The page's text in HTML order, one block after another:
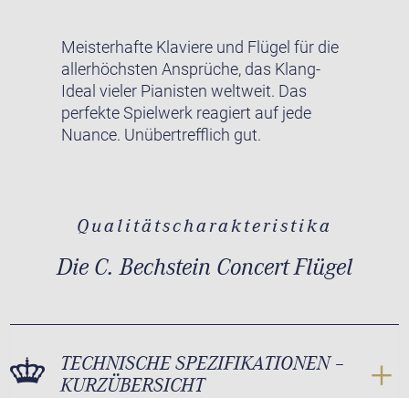
Meisterhafte Klaviere und Flügel für die
allerhöchsten Ansprüche, das Klang-
Ideal vieler Pianisten weltweit. Das
perfekte Spielwerk reagiert auf jede
Nuance. Unübertrefflich gut.
Qualitätscharakteristika
Die C. Bechstein Concert Flügel
TECHNISCHE SPEZIFIKATIONEN –
KURZÜBERSICHT